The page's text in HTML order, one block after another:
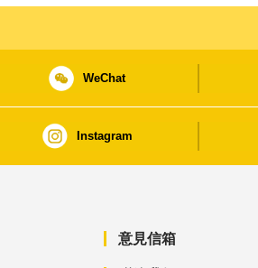
WeChat
Instagram
意見信箱